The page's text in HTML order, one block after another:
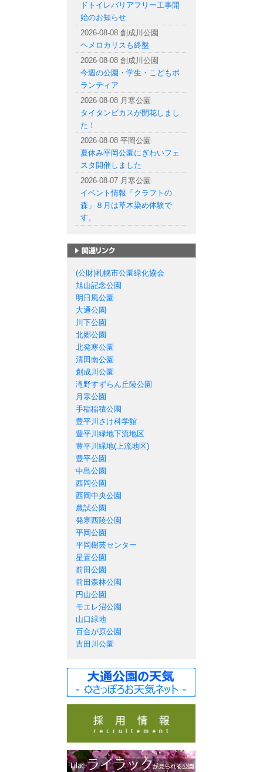
ドトイレバリアフリー工事開
始のお知らせ
2026-08-08 創成川公園
ヘメロカリスも終盤
2026-08-08 創成川公園
今週の公園・学生・こどもボ
ランティア
2026-08-08 月寒公園
タイタンビカスが開花しまし
た！
2026-08-08 平岡公園
夏休み平岡公園にぎわいフェ
スタ開催しました
2026-08-07 月寒公園
イベント情報「クラフトの
森」８月は草木染め体験で
す。
(公財)札幌市公園緑化協会
旭山記念公園
明日風公園
大通公園
川下公園
北郷公園
北発寒公園
清田南公園
創成川公園
滝野すずらん丘陵公園
月寒公園
手稲稲積公園
豊平川さけ科学館
豊平川緑地下流地区
豊平川緑地(上流地区)
豊平公園
中島公園
西岡公園
西岡中央公園
農試公園
発寒西陵公園
平岡公園
平岡樹芸センター
星置公園
前田公園
前田森林公園
円山公園
モエレ沼公園
山口緑地
百合が原公園
吉田川公園